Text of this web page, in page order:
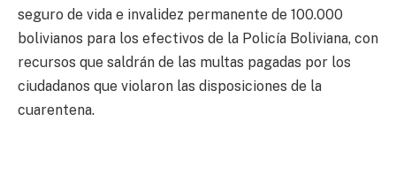
seguro de vida e invalidez permanente de 100.000
bolivianos para los efectivos de la Policía Boliviana, con
recursos que saldrán de las multas pagadas por los
ciudadanos que violaron las disposiciones de la
cuarentena.